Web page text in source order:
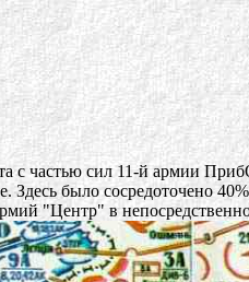
с частью сил 11-й армии
было сосредоточено
"Центр" в